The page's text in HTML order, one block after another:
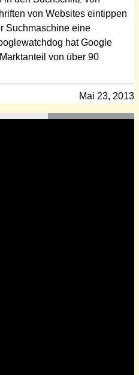
von Websites eintippen
Suchmaschine eine
hat Google
von über 90
Mai 23, 2013